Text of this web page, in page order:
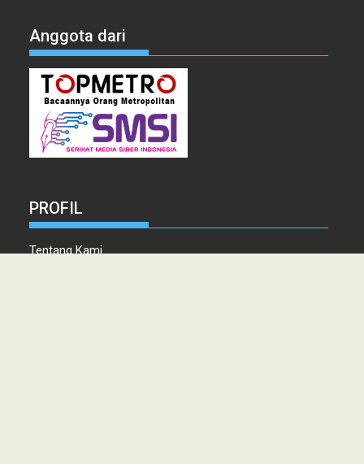
Anggota dari
PROFIL
Tentang Kami